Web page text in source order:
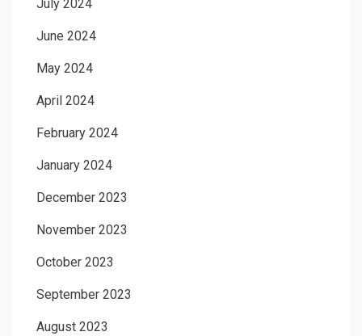
July 2024
June 2024
May 2024
April 2024
February 2024
January 2024
December 2023
November 2023
October 2023
September 2023
August 2023